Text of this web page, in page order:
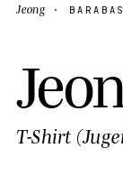
Jeong·
Jeon
T-Shirt